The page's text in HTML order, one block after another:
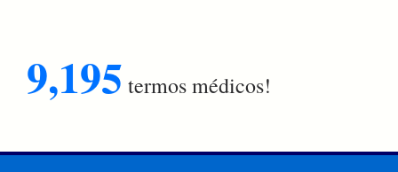
9,195 termos médicos!